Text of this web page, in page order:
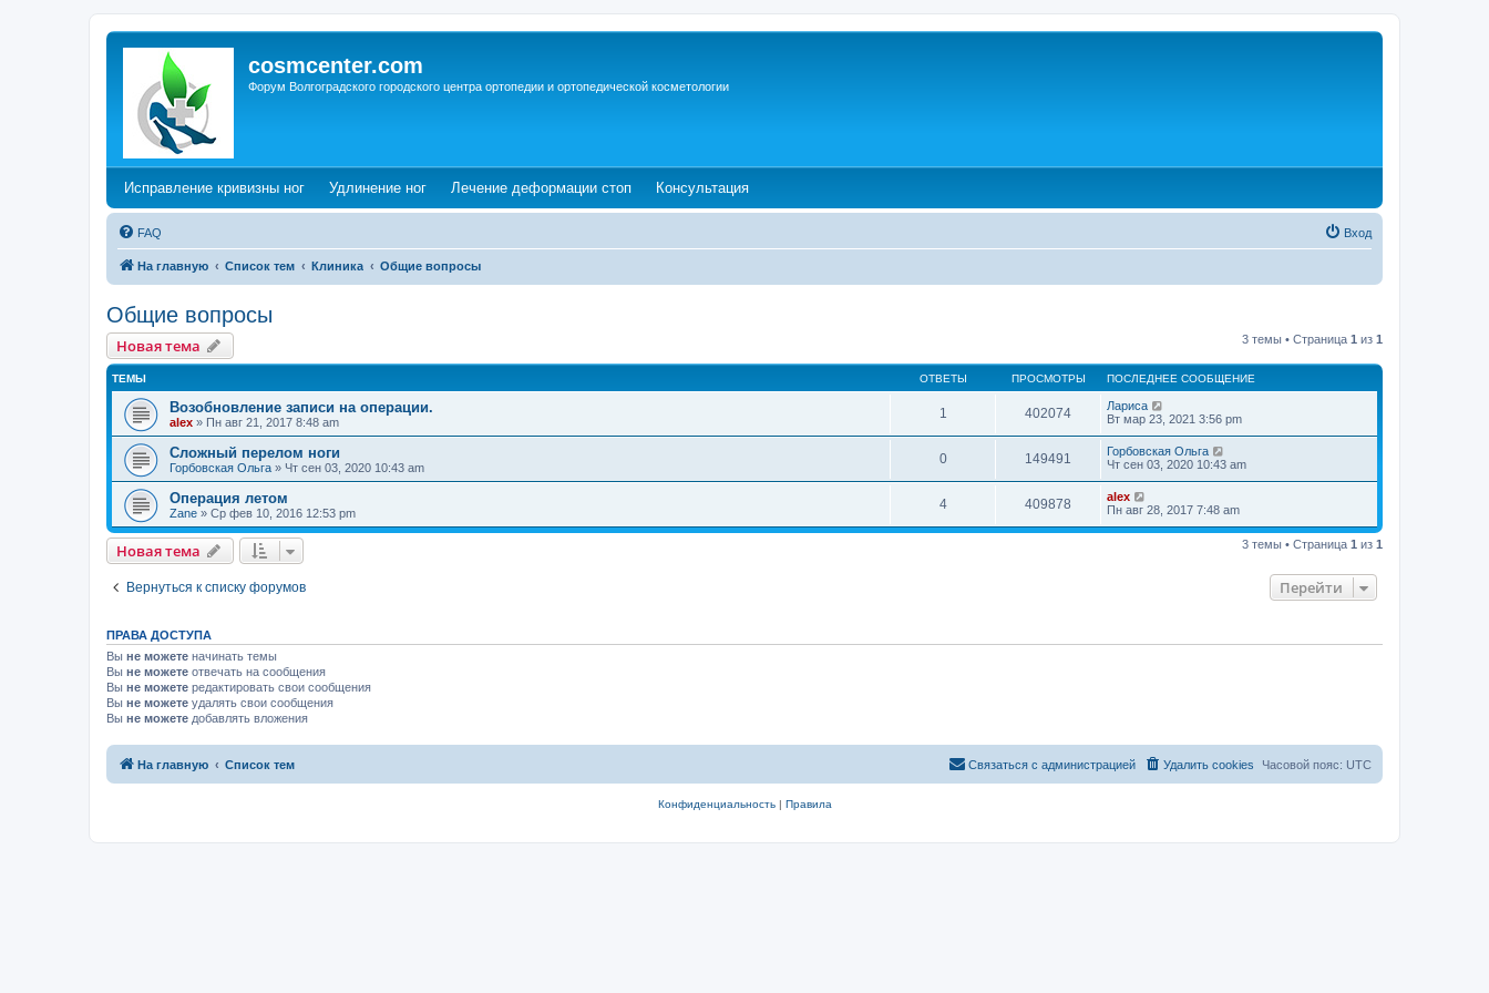
cosmcenter.com
Форум Волгоградского городского центра ортопедии и ортопедической косметологии
Исправление кривизны ног(Opens a new tab)
Удлинение ног(Opens a new tab)
Лечение деформации стоп(Opens a new tab)
Консультация(Opens a new tab)
FAQ Вход
На главную Список тем Клиника Общие вопросы
Общие вопросы
Новая тема 3 темы • Страница 1 из 1
ТЕМЫ ОТВЕТЫ ПРОСМОТРЫ ПОСЛЕДНЕЕ СООБЩЕНИЕ
Возобновление записи на операции.
alex » Пн авг 21, 2017 8:48 am
1 402074
Лариса
Вт мар 23, 2021 3:56 pm
Сложный перелом ноги
Горбовская Ольга » Чт сен 03, 2020 10:43 am
0 149491
Горбовская Ольга
Чт сен 03, 2020 10:43 am
Операция летом
Zane » Ср фев 10, 2016 12:53 pm
4 409878
alex
Пн авг 28, 2017 7:48 am
Новая тема 3 темы • Страница 1 из 1
Вернуться к списку форумов Перейти
ПРАВА ДОСТУПА
Вы не можете начинать темы
Вы не можете отвечать на сообщения
Вы не можете редактировать свои сообщения
Вы не можете удалять свои сообщения
Вы не можете добавлять вложения
На главную Список тем Часовой пояс: UTC
Удалить cookies
Связаться с администрацией
Конфиденциальность| Правила